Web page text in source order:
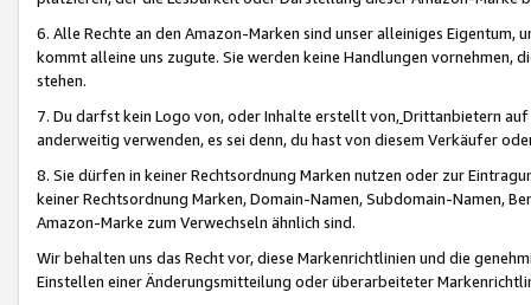
6. Alle Rechte an den Amazon-Marken sind unser alleiniges
kommt alleine uns zugute. Sie werden keine Handlungen vornehmen,
stehen.
7. Du darfst kein Logo von, oder Inhalte erstellt von,Drittanbietern auf
anderweitig verwenden, es sei denn, du hast von diesem Verkäufer
8. Sie dürfen in keiner Rechtsordnung Marken nutzen oder zur
keiner Rechtsordnung Marken, Domain-Namen, Subdomain-Namen,
Amazon-Marke zum Verwechseln ähnlich sind.
Wir behalten uns das Recht vor, diese Markenrichtlinien und die
Einstellen einer Änderungsmitteilung oder überarbeiteter